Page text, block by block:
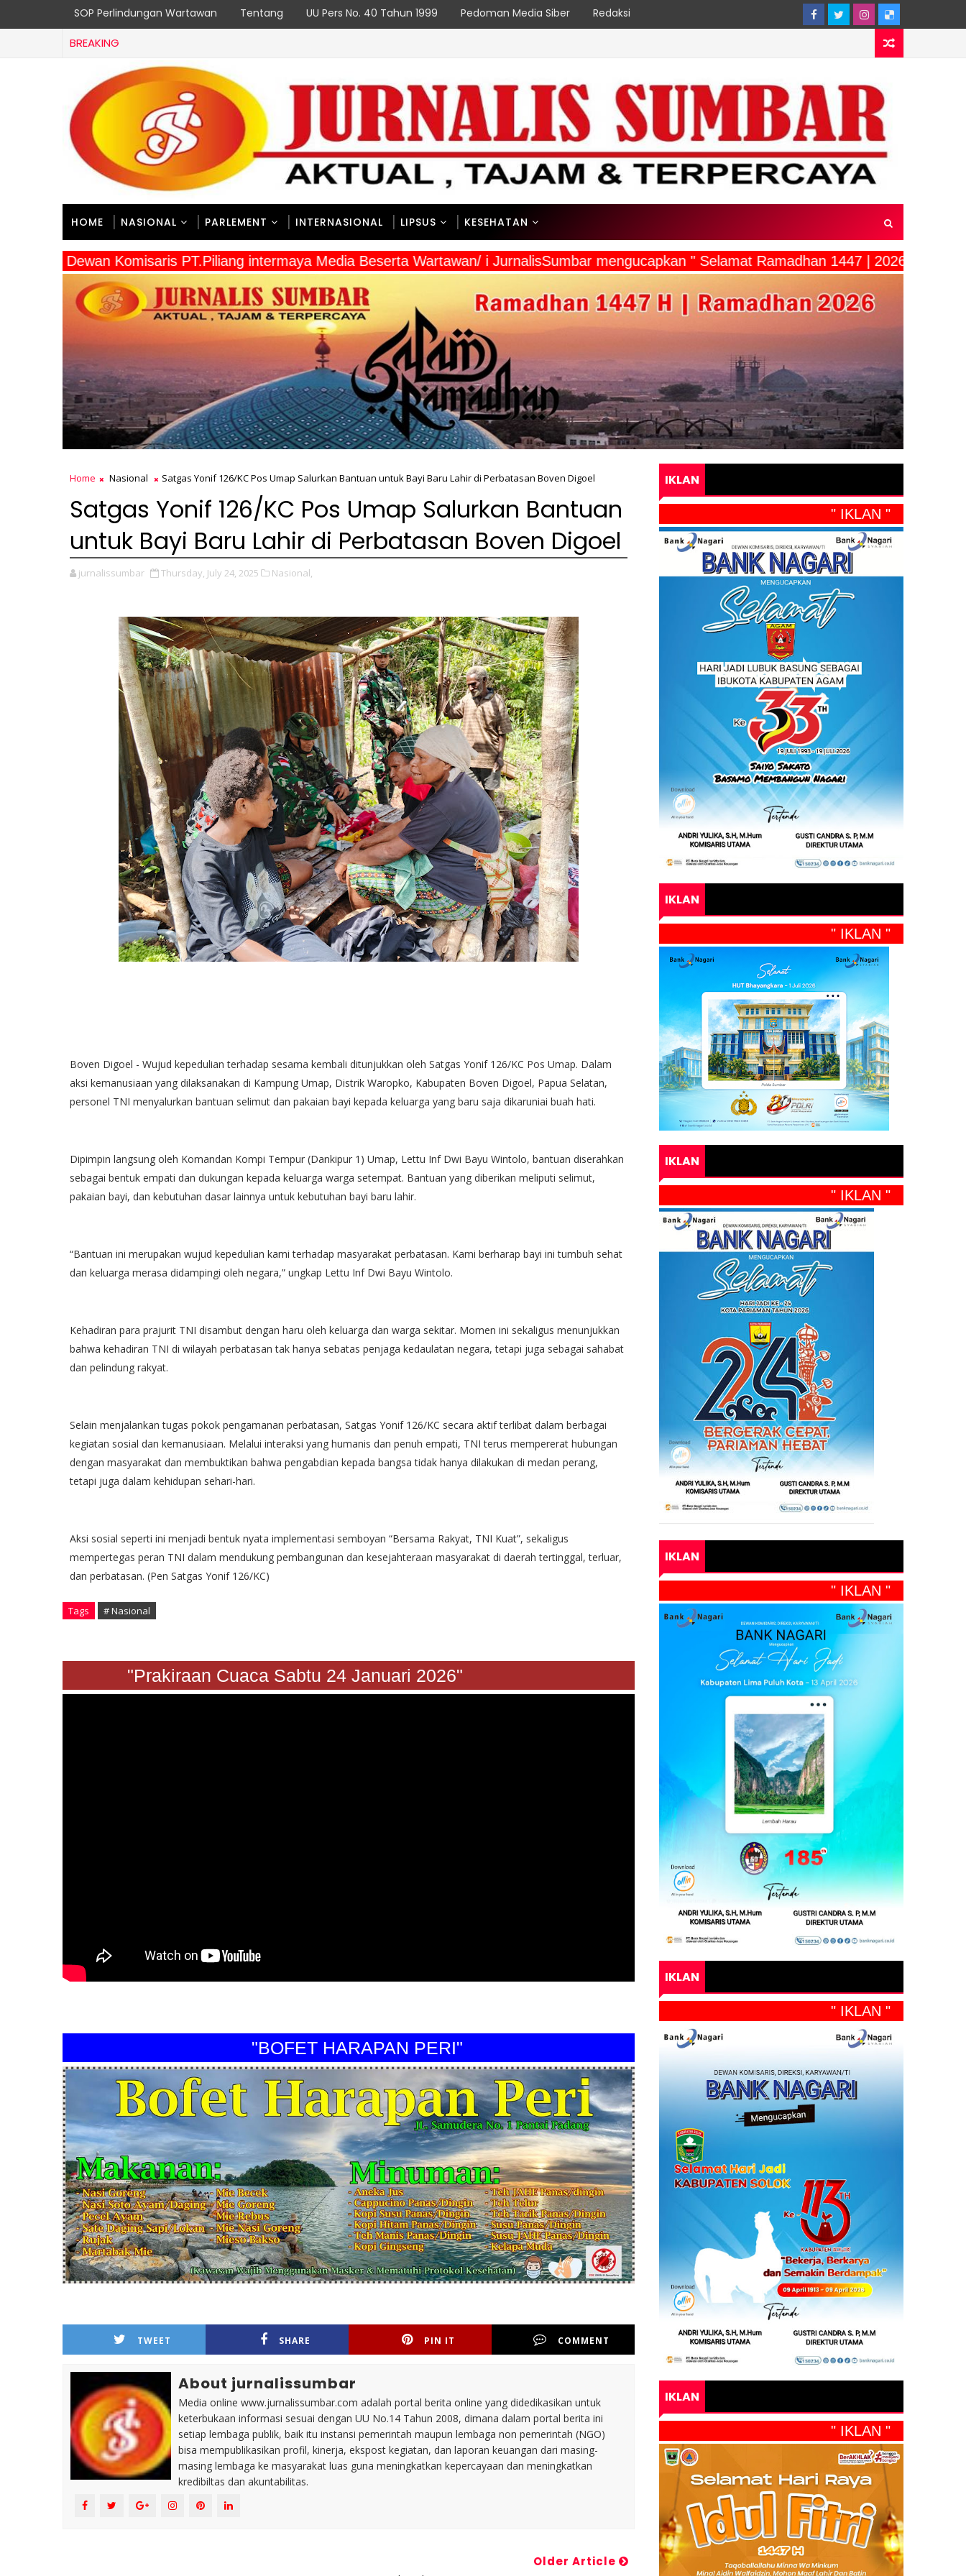
SOP Perlindungan Wartawan Tentang UU Pers No. 40 Tahun 1999 Pedoman Media Siber Redaksi
BREAKING
HOME NASIONAL PARLEMENT INTERNASIONAL LIPSUS KESEHATAN
" Dewan Komisaris PT.Piliang intermaya Media Beserta Wartawan/ i JurnalisSumbar mengucapkan " Selamat Ramadhan 1447 | 2026"
Home Nasional Satgas Yonif 126/KC Pos Umap Salurkan Bantuan untuk Bayi Baru Lahir di Perbatasan Boven Digoel
Satgas Yonif 126/KC Pos Umap Salurkan Bantuan
untuk Bayi Baru Lahir di Perbatasan Boven Digoel
jurnalissumbar Thursday, July 24, 2025 Nasional,
Boven Digoel - Wujud kepedulian terhadap sesama kembali ditunjukkan oleh Satgas Yonif 126/KC Pos Umap. Dalam
aksi kemanusiaan yang dilaksanakan di Kampung Umap, Distrik Waropko, Kabupaten Boven Digoel, Papua Selatan,
personel TNI menyalurkan bantuan selimut dan pakaian bayi kepada keluarga yang baru saja dikaruniai buah hati.
Dipimpin langsung oleh Komandan Kompi Tempur (Dankipur 1) Umap, Lettu Inf Dwi Bayu Wintolo, bantuan diserahkan
sebagai bentuk empati dan dukungan kepada keluarga warga setempat. Bantuan yang diberikan meliputi selimut,
pakaian bayi, dan kebutuhan dasar lainnya untuk kebutuhan bayi baru lahir.
“Bantuan ini merupakan wujud kepedulian kami terhadap masyarakat perbatasan. Kami berharap bayi ini tumbuh sehat
dan keluarga merasa didampingi oleh negara,” ungkap Lettu Inf Dwi Bayu Wintolo.
Kehadiran para prajurit TNI disambut dengan haru oleh keluarga dan warga sekitar. Momen ini sekaligus menunjukkan
bahwa kehadiran TNI di wilayah perbatasan tak hanya sebatas penjaga kedaulatan negara, tetapi juga sebagai sahabat
dan pelindung rakyat.
Selain menjalankan tugas pokok pengamanan perbatasan, Satgas Yonif 126/KC secara aktif terlibat dalam berbagai
kegiatan sosial dan kemanusiaan. Melalui interaksi yang humanis dan penuh empati, TNI terus mempererat hubungan
dengan masyarakat dan membuktikan bahwa pengabdian kepada bangsa tidak hanya dilakukan di medan perang,
tetapi juga dalam kehidupan sehari-hari.
Aksi sosial seperti ini menjadi bentuk nyata implementasi semboyan “Bersama Rakyat, TNI Kuat”, sekaligus
mempertegas peran TNI dalam mendukung pembangunan dan kesejahteraan masyarakat di daerah tertinggal, terluar,
dan perbatasan. (Pen Satgas Yonif 126/KC)
Tags # Nasional
"Prakiraan Cuaca Sabtu 24 Januari 2026"
"BOFET HARAPAN PERI"
TWEET SHARE PIN IT COMMENT
About jurnalissumbar
Media online www.jurnalissumbar.com adalah portal berita online yang didedikasikan untuk
keterbukaan informasi sesuai dengan UU No.14 Tahun 2008, dimana dalam portal berita ini
setiap lembaga publik, baik itu instansi pemerintah maupun lembaga non pemerintah (NGO)
bisa mempublikasikan profil, kinerja, ekspost kegiatan, dan laporan keuangan dari masing-
masing lembaga ke masyarakat luas guna meningkatkan kepercayaan dan meningkatkan
kredibiltas dan akuntabilitas.
Older Article
IKLAN
" IKLAN "
IKLAN
" IKLAN "
IKLAN
" IKLAN "
IKLAN
" IKLAN "
IKLAN
" IKLAN "
IKLAN
" IKLAN "